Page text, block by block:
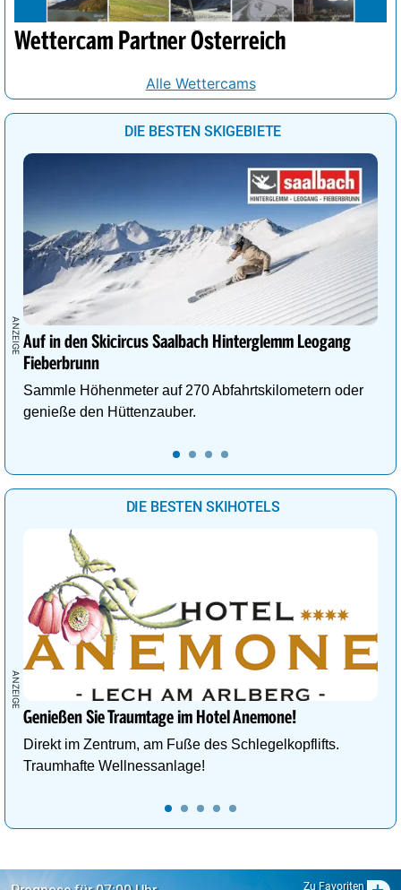
Wettercam Partner Österreich
Alle Wettercams
DIE BESTEN SKIGEBIETE
Auf in den Skicircus Saalbach Hinterglemm Leogang
Fieberbrunn
Sammle Höhenmeter auf 270 Abfahrtskilometern oder
genieße den Hüttenzauber.
DIE BESTEN SKIHOTELS
Genießen Sie Traumtage im Hotel Anemone!
Direkt im Zentrum, am Fuße des Schlegelkopflifts.
Traumhafte Wellnessanlage!
Zu Favoriten